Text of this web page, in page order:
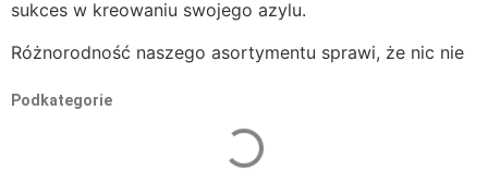
sukces w kreowaniu swojego azylu.
Różnorodność naszego asortymentu sprawi, że nic nie
satysfakcja z własnej aranżacji przydomowego ogrodu
będzie powodem do dumy. W razie potrzeby chętnie
służymy radą i profesjonalnym wsparciem. Wspólnie
Podkategorie